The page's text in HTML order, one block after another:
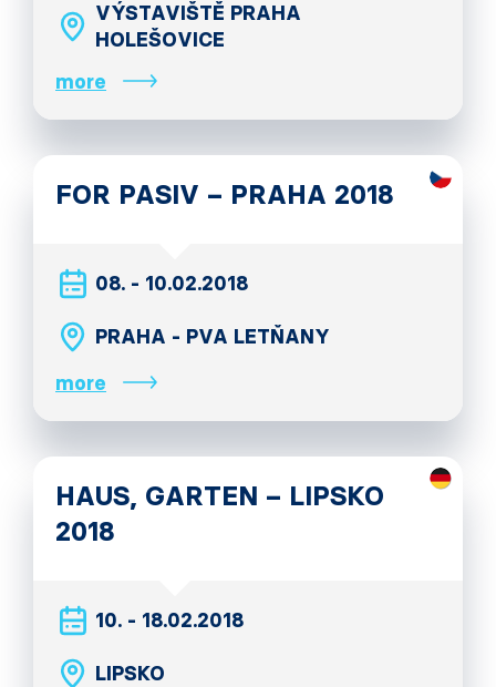
VÝSTAVIŠTĚ PRAHA
HOLEŠOVICE
more
FOR PASIV – PRAHA 2018
08. - 10.02.2018
PRAHA - PVA LETŇANY
more
HAUS, GARTEN – LIPSKO
2018
10. - 18.02.2018
LIPSKO